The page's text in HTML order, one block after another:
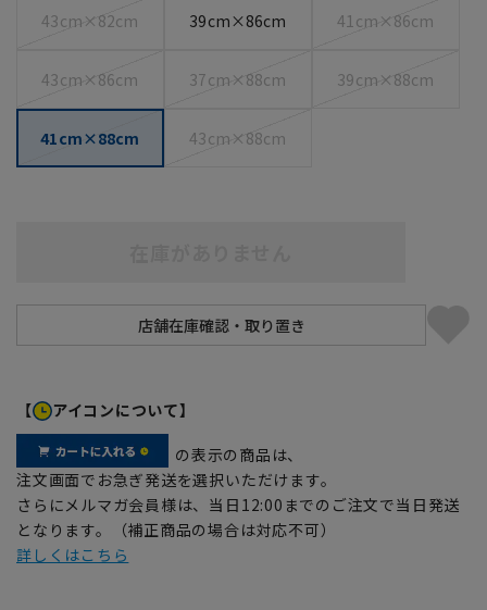
43cm×82cm 39cm×86cm 41cm×86cm
43cm×86cm 37cm×88cm 39cm×88cm
41cm×88cm 43cm×88cm
【 アイコンについて】
の表示の商品は、
注文画面でお急ぎ発送を選択いただけます。
さらにメルマガ会員様は、当日12:00までのご注文で当日発送
となります。（補正商品の場合は対応不可）
詳しくはこちら